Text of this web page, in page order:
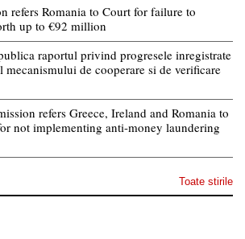
refers Romania to Court for failure to
up to €92 million
raportul privind progresele inregistrate
mecanismului de cooperare si de verificare
refers Greece, Ireland and Romania to
not implementing anti-money laundering
Toate stirile